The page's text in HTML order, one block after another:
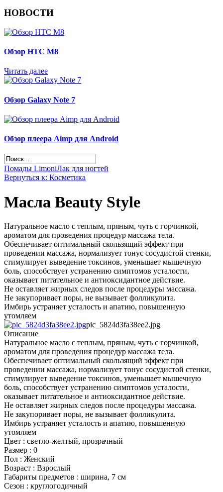
НОВОСТИ
Обзор НТС М8
Читать далее
Обзор Galaxy Note 7
Обзор плеера Aimp для Android
Помады LimoniЛак для ногтей
Вернуться к: Косметика
Масла Beauty Style
Натуральное масло с теплым, пряным, чуть с горчинкой,
ароматом для проведения процедур массажа тела.
Обеспечивает оптимальный скользящий эффект при
проведении массажа, нормализует тонус сосудистой стенки,
стимулирует выведение токсинов, уменьшает мышечную
боль, способствует устранению симптомов усталости,
оказывает питательное и антиоксидантное действие.
Не оставляет жирных следов после процедуры массажа.
Не закупоривает поры, не вызывает фолликулита.
Имбирь устраняет усталость и апатию, повышенную
утомляем
pic_5824d3fa38ee2.jpg
Описание
Натуральное масло с теплым, пряным, чуть с горчинкой,
ароматом для проведения процедур массажа тела.
Обеспечивает оптимальный скользящий эффект при
проведении массажа, нормализует тонус сосудистой стенки,
стимулирует выведение токсинов, уменьшает мышечную
боль, способствует устранению симптомов усталости,
оказывает питательное и антиоксидантное действие.
Не оставляет жирных следов после процедуры массажа.
Не закупоривает поры, не вызывает фолликулита.
Имбирь устраняет усталость и апатию, повышенную
утомляем
Цвет : светло-желтый, прозрачный
Размер : 0
Пол : Женский
Возраст : Взрослый
Габариты предметов : ширина, 7 см
Сезон : круглогодичный